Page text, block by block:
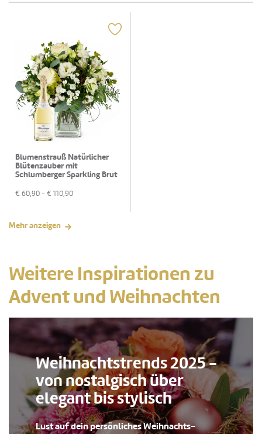
Blumenstrauß Natürlicher
Blütenzauber mit
Schlumberger Sparkling Brut
€ 60,90 - € 110,90
Mehr anzeigen
Weitere Inspirationen zu
Advent und Weihnachten
Weihnachtstrends 2025 -
von nostalgisch über
elegant bis stylisch
Lust auf dein persönliches Weihnachts-